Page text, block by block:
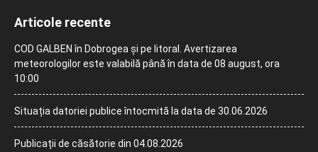
Articole recente
COD GALBEN în Dobrogea și pe litoral. Avertizarea
meteorologilor este valabilă până în data de 08 august, ora
10:00
Situația datoriei publice întocmită la data de 30.06.2026
Publicații de căsătorie din 04.08.2026